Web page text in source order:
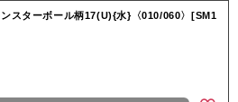
スターボール柄17(U){水}〈010/060〉[SM1